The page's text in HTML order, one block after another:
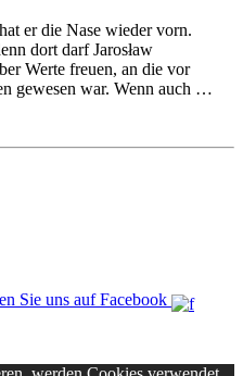
er die Nase wieder vorn.
dort darf Jarosław
Werte freuen, an die vor
gewesen war. Wenn auch …
Sie uns auf Facebook